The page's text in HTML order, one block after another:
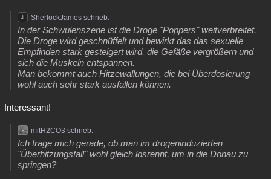
SherlockJames schrieb:
In der Schwulenszene ist die Droge "Poppers" weitverbreitet.
Die Droge wird geschnüffelt und bewirkt das das sexuelle
Empfinden stark gesteigert wird, die Gefäße vergrößern und
sich die Muskeln entspannen.
Man bekommt auch Hitzewallungen, die bei Überdosierung
wohl auch sehr stark ausfallen können.
Interessant!
mitH2CO3 schrieb:
Ich frage mich gerade, ob man im drogeninduzierten
"Überhitzungsfall" wohl gleich losrennt, um in die Donau zu
springen?